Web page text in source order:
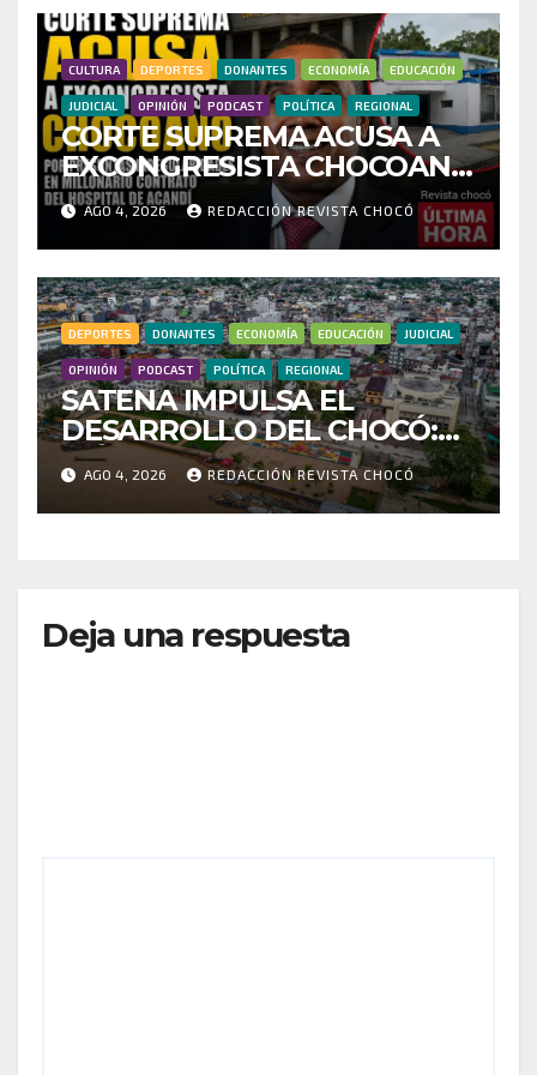
FRAUDE
CULTURA DEPORTES DONANTES ECONOMÍA EDUCACIÓN
JUDICIAL OPINIÓN PODCAST POLÍTICA REGIONAL
CORTE SUPREMA ACUSA A
EXCONGRESISTA CHOCOANO
POR PRESUNTAS
IRREGULARIDADES EN
MILLONARIO CONTRATO
DEL HOSPITAL DE ACANDÍ
AGO 4, 2026 REDACCIÓN REVISTA CHOCÓ
DEPORTES DONANTES ECONOMÍA EDUCACIÓN JUDICIAL
OPINIÓN PODCAST POLÍTICA REGIONAL
SATENA IMPULSA EL
DESARROLLO DEL CHOCÓ:
MÁS DE 35 MIL PASAJEROS
MOVILIZADOS Y NUEVAS
RUTAS FORTALECEN LA
AGO 4, 2026 REDACCIÓN REVISTA CHOCÓ
Deja una respuesta